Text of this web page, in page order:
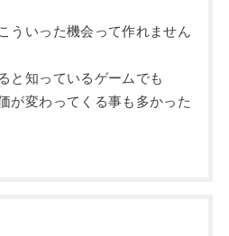
ういった機会って作れません
と知っているゲームでも
が変わってくる事も多かった